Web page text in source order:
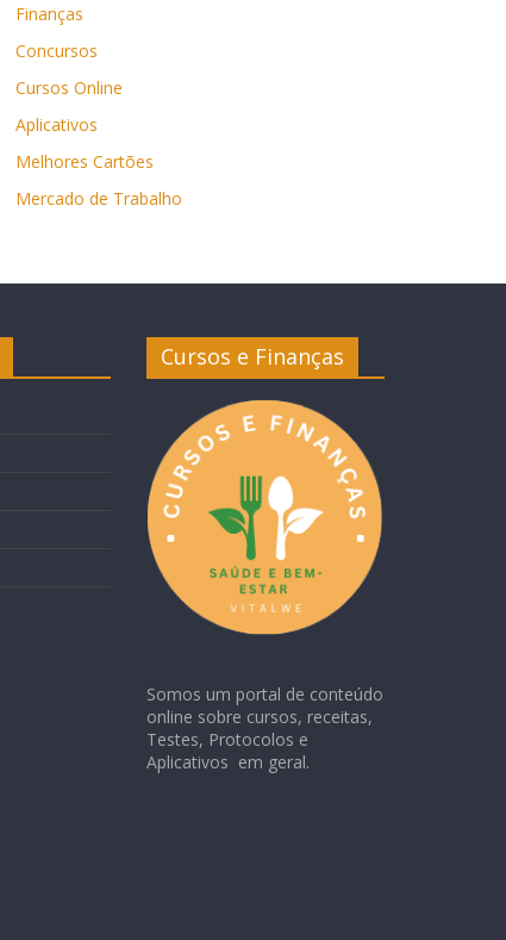
Finanças
Concursos
Cursos Online
Aplicativos
Melhores Cartões
Mercado de Trabalho
Cursos e Finanças
Somos um portal de conteúdo
online sobre cursos, receitas,
Testes, Protocolos e
Aplicativos em geral.